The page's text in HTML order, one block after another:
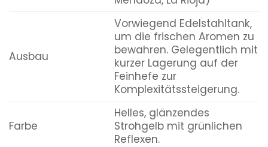
Ausbau
Vorwiegend Edelstahltank,
um die frischen Aromen zu
bewahren. Gelegentlich mit
kurzer Lagerung auf der
Feinhefe zur
Komplexitätssteigerung.
Farbe
Helles, glänzendes
Strohgelb mit grünlichen
Reflexen.